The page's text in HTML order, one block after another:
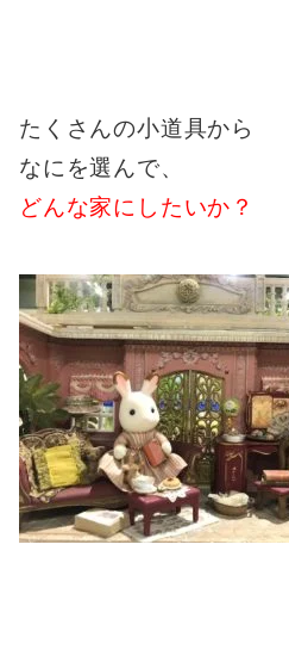
たくさんの小道具から
なにを選んで、
どんな家にしたいか？